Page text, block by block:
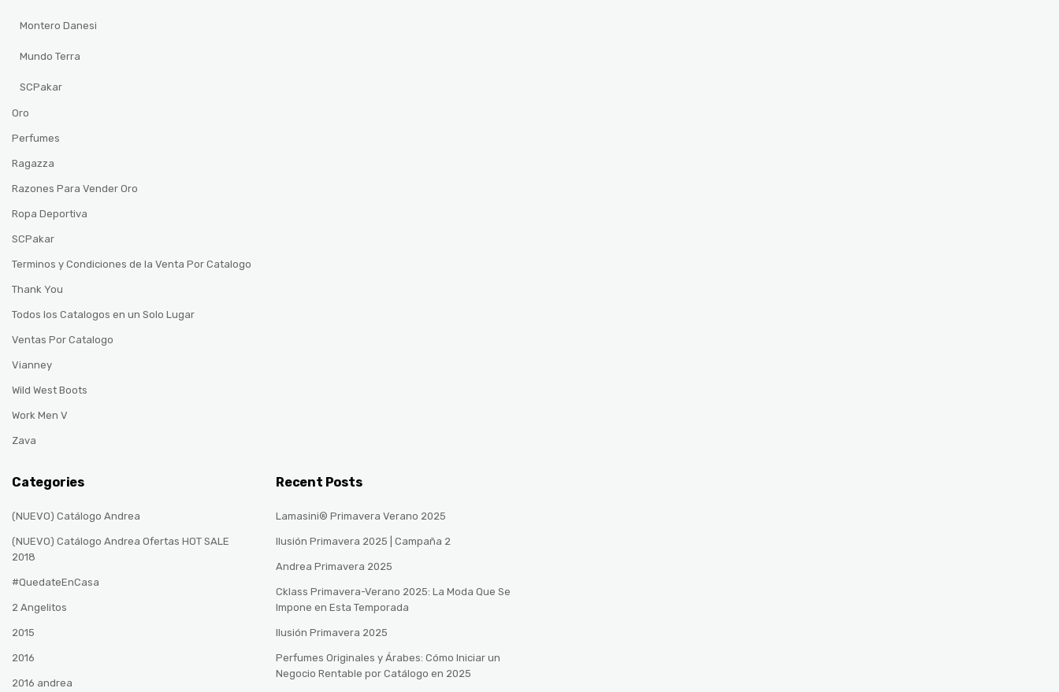
Montero Danesi
Mundo Terra
SCPakar
Oro
Perfumes
Ragazza
Razones Para Vender Oro
Ropa Deportiva
SCPakar
Terminos y Condiciones de la Venta Por Catalogo
Thank You
Todos los Catalogos en un Solo Lugar
Ventas Por Catalogo
Vianney
Wild West Boots
Work Men V
Zava
Categories
(NUEVO) Catálogo Andrea
(NUEVO) Catálogo Andrea Ofertas HOT SALE
2018
#QuedateEnCasa
2 Angelitos
2015
2016
2016 andrea
Recent Posts
Lamasini® Primavera Verano 2025
Ilusión Primavera 2025 | Campaña 2
Andrea Primavera 2025
Cklass Primavera-Verano 2025: La Moda Que Se
Impone en Esta Temporada
Ilusión Primavera 2025
Perfumes Originales y Árabes: Cómo Iniciar un
Negocio Rentable por Catálogo en 2025